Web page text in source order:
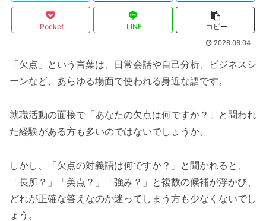
Pocket LINE コピー
2026.06.04
「欠点」という言葉は、日常会話や自己分析、ビジネスシ
ーンなど、あらゆる場面で使われる身近な語です。
就職活動の面接で「あなたの欠点は何ですか？」と問われ
た経験がある方も多いのではないでしょうか。
しかし、「欠点の対義語は何ですか？」と聞かれると、
「長所？」「美点？」「強み？」と複数の候補が浮かび、
どれが正確な答えなのか迷ってしまう方も少なくないでし
ょう。